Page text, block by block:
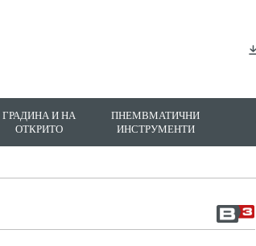
ГРАДИНА И НА
ОТКРИТО
ПНЕМВМАТИЧНИ
ИНСТРУМЕНТИ